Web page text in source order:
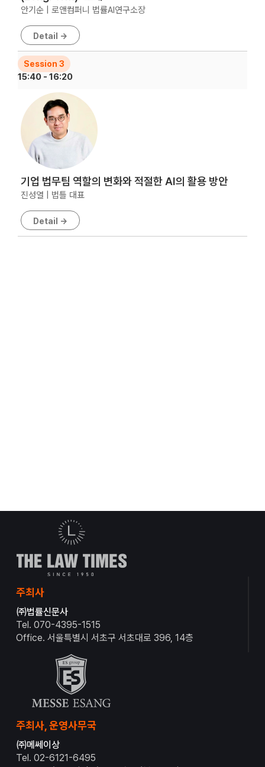
안기순 | 로앤컴퍼니 법률AI연구소장
Detail →
Session 3
15:40 - 16:20
기업 법무팀 역할의 변화와 적절한 AI의 활용 방안
진성열 | 법틀 대표
Detail →
주최사
㈜법률신문사
Tel. 070-4395-1515
Office. 서울특별시 서초구 서초대로 396, 14층
주최사, 운영사무국
㈜메쎄이상
Tel. 02-6121-6495